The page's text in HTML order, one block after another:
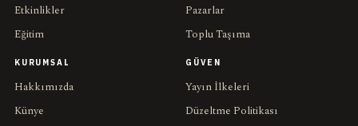
Etkinlikler
Eğitim
Pazarlar
Toplu Taşıma
KURUMSAL
Hakkımızda
Künye
GÜVEN
Yayın İlkeleri
Düzeltme Politikası